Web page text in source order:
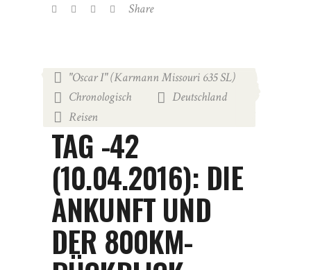
Share
"Oscar I" (Karmann Missouri 635 SL)
Chronologisch Deutschland
Reisen
10. April 2016
TAG -42
(10.04.2016): DIE
ANKUNFT UND
DER 800KM-